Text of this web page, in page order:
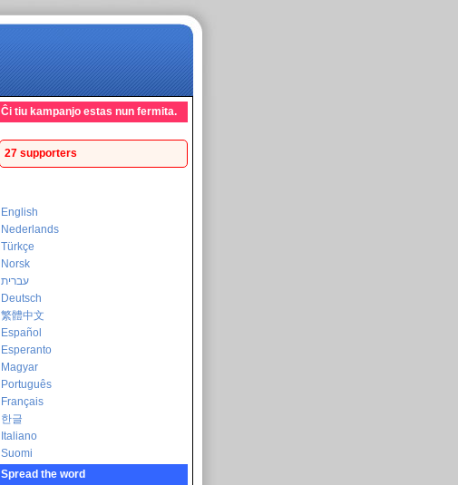
Ĉi tiu kampanjo estas nun fermita.
27 supporters
English
Nederlands
Türkçe
Norsk
עברית
Deutsch
繁體中文
Español
Esperanto
Magyar
Português
Français
한글
Italiano
Suomi
Spread the word